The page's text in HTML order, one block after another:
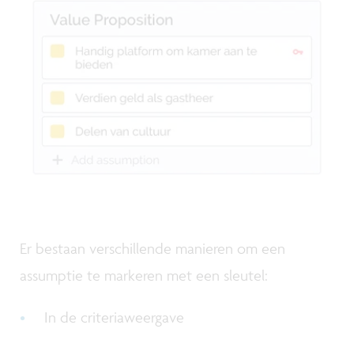
Er bestaan verschillende manieren om een
assumptie te markeren met een sleutel:
In de criteriaweergave